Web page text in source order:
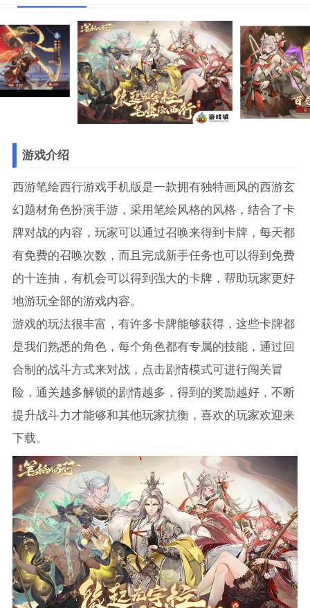
游戏介绍
西游笔绘西行游戏手机版是一款拥有独特画风的西游玄
幻题材角色扮演手游，采用笔绘风格的风格，结合了卡
牌对战的内容，玩家可以通过召唤来得到卡牌，每天都
有免费的召唤次数，而且完成新手任务也可以得到免费
的十连抽，有机会可以得到强大的卡牌，帮助玩家更好
地游玩全部的游戏内容。
游戏的玩法很丰富，有许多卡牌能够获得，这些卡牌都
是我们熟悉的角色，每个角色都有专属的技能，通过回
合制的战斗方式来对战，点击剧情模式可进行闯关冒
险，通关越多解锁的剧情越多，得到的奖励越好，不断
提升战斗力才能够和其他玩家抗衡，喜欢的玩家欢迎来
下载。